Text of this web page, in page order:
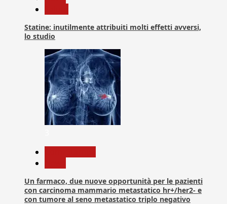
Statine: inutilmente attribuiti molti effetti avversi,
lo studio
Un farmaco, due nuove opportunità per le pazienti
con carcinoma mammario metastatico hr+/her2- e
con tumore al seno metastatico triplo negativo